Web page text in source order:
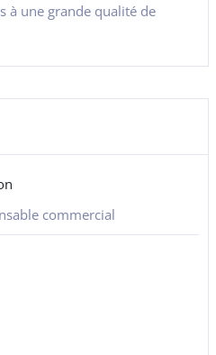
à une grande qualité de
commercial